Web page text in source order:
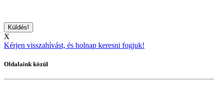
X
Kérjen visszahívást, és holnap keresni fogjuk!
Oldalaink közül